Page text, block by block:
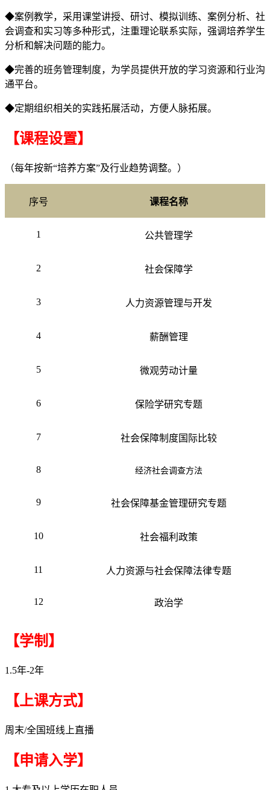
◆案例教学，采用课堂讲授、研讨、模拟训练、案例分析、社
会调查和实习等多种形式，注重理论联系实际，强调培养学生
分析和解决问题的能力。
◆完善的班务管理制度，为学员提供开放的学习资源和行业沟
通平台。
◆定期组织相关的实践拓展活动，方便人脉拓展。
【课程设置】
（每年按新“培养方案”及行业趋势调整。）
序号 课程名称
1 公共管理学
2 社会保障学
3 人力资源管理与开发
4 薪酬管理
5 微观劳动计量
6 保险学研究专题
7 社会保障制度国际比较
8 经济社会调查方法
9 社会保障基金管理研究专题
10 社会福利政策
11 人力资源与社会保障法律专题
12 政治学
【学制】
1.5年-2年
【上课方式】
周末/全国班线上直播
【申请入学】